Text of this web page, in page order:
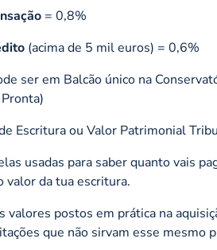
= 0,8%
(acima de 5 mil euros) = 0,6%
ser em Balcão único na
Escritura ou Valor Patrimonial
usadas para saber quanto vais
valor da tua escritura.
postos em prática na
que não sirvam esse mesmo